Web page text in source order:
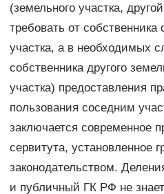
(земельного участка,
требовать от собственника
участка, а в необходимых
собственника другого
участка) предоставления
пользования соседним
заключается современное
сервитута, установленное
законодательством.
и публичный ГК РФ не